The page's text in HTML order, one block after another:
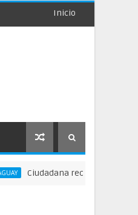
Inicio
Ciudadana reclama a Nenecho: